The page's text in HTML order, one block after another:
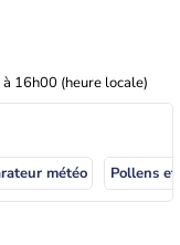
16h00 (heure locale)
météo Pollens